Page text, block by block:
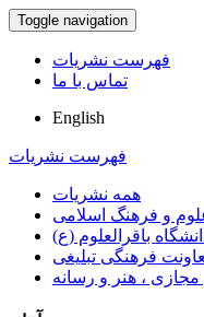
Toggle navigation
فهرست نشریات
تماس با ما
English
فهرست نشریات
همه نشریات
و فرهنگ اسلامی
باقرالعلوم (ع)
فرهنگی تبلیغی
، هنر و رسانه